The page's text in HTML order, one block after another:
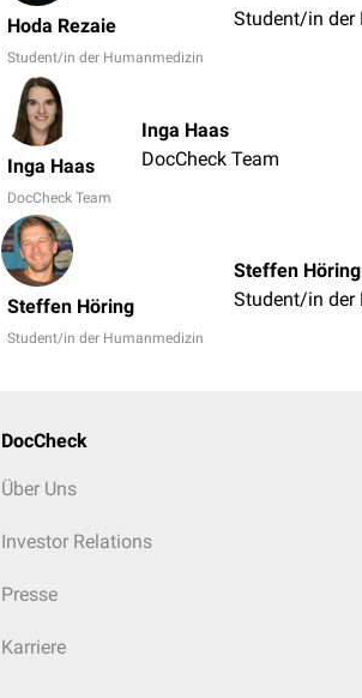
Hoda Rezaie
Student/in der Humanmedizin
Inga Haas
DocCheck Team
Inga Haas
DocCheck Team
Steffen Höring
Student/in der Humanmedizin
Steffen Höring
DocCheck
Über Uns
Investor Relations
Presse
Karriere